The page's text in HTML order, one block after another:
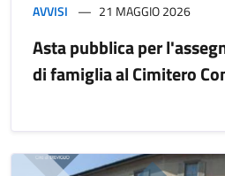
AVVISI 21 MAGGIO 2026
Asta pubblica per
di famiglia al Cimitero